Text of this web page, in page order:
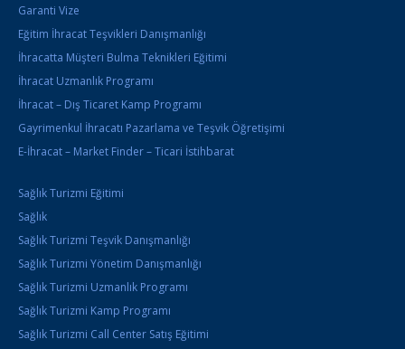
Garanti Vize
Eğitim İhracat Teşvikleri Danışmanlığı
İhracatta Müşteri Bulma Teknikleri Eğitimi
İhracat Uzmanlık Programı
İhracat – Dış Ticaret Kamp Programı
Gayrimenkul İhracatı Pazarlama ve Teşvik Öğretişimi
E-İhracat – Market Finder – Ticari İstihbarat
Sağlık Turizmi Eğitimi
Sağlık
Sağlık Turizmi Teşvik Danışmanlığı
Sağlık Turizmi Yönetim Danışmanlığı
Sağlık Turizmi Uzmanlık Programı
Sağlık Turizmi Kamp Programı
Sağlık Turizmi Call Center Satış Eğitimi